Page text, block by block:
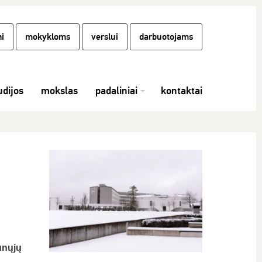
mokykloms verslui darbuotojams
mokslas padaliniai kontaktai